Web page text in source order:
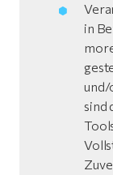
in
und/
sind